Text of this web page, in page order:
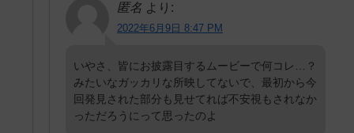
匿名 より:
2022年6月9日 8:47 PM
いやさ、皆にお披露目するムービーで何コレ…？
みたいなガッカリな所映してないで、最初から今
回発見された部分も見せてれば不安視もされなか
っただろうにって思ったのよ